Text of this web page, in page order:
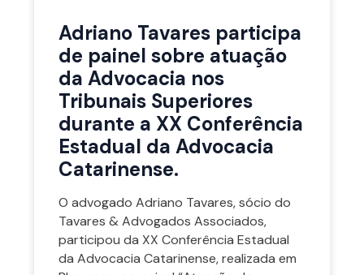
Adriano Tavares participa
de painel sobre atuação
da Advocacia nos
Tribunais Superiores
durante a XX Conferência
Estadual da Advocacia
Catarinense.
O advogado Adriano Tavares, sócio do
Tavares & Advogados Associados,
participou da XX Conferência Estadual
da Advocacia Catarinense, realizada em